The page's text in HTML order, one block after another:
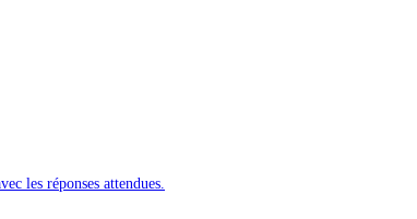
les réponses attendues.